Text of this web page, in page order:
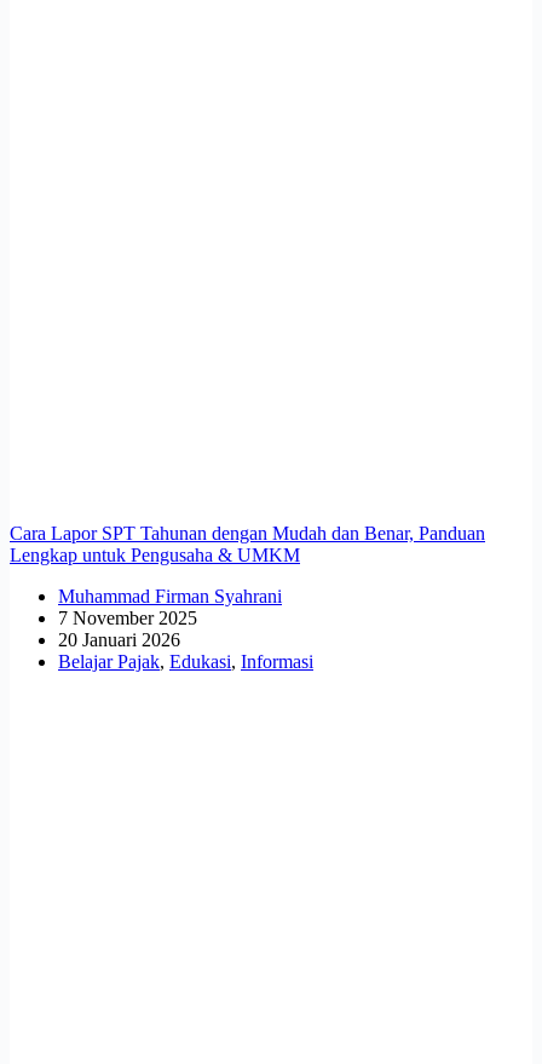
Cara Lapor SPT Tahunan dengan Mudah dan Benar, Panduan
Lengkap untuk Pengusaha & UMKM
Muhammad Firman Syahrani
7 November 2025
20 Januari 2026
Belajar Pajak, Edukasi, Informasi